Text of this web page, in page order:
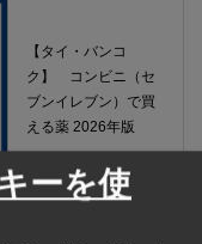
【タイ・バンコ
ク】 コンビニ（セ
ブンイレブン）で買
える薬 2026年版
ーを使